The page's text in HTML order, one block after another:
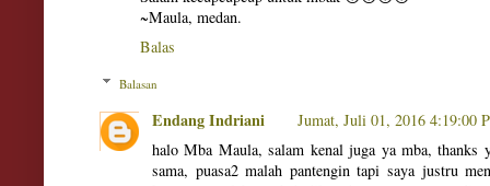
~Maula, medan.
Balas
Balasan
Endang Indriani
Jumat, Juli 01, 2016 4:19:00
halo Mba Maula, salam kenal juga ya mba, thanks
sama, puasa2 malah pantengin tapi saya justru